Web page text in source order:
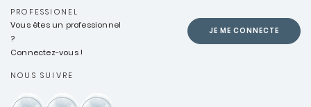
PROFESSIONEL
Vous êtes un professionnel
?
Connectez-vous !
JE ME CONNECTE
NOUS SUIVRE